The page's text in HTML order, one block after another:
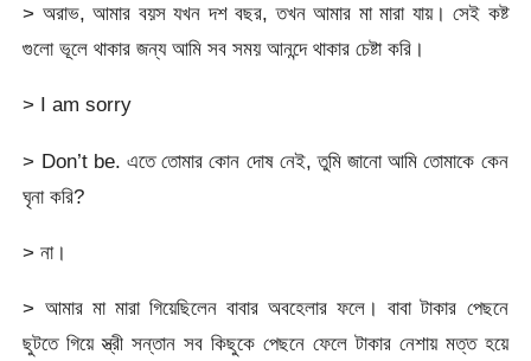
> অরাভ, আমার বয়স যখন দশ বছর, তখন আমার মা মারা যায়। সেই কষ্ট
গুলো ভূলে থাকার জন্য আমি সব সময় আনন্দে থাকার চেষ্টা করি।
> I am sorry
> Don’t be. এতে তোমার কোন দোষ নেই, তুমি জানো আমি তোমাকে কেন
ঘৃনা করি?
> না।
> আমার মা মারা গিয়েছিলেন বাবার অবহেলার ফলে। বাবা টাকার পেছনে
ছুটতে গিয়ে স্ত্রী সন্তান সব কিছুকে পেছনে ফেলে টাকার নেশায় মত্ত হয়ে